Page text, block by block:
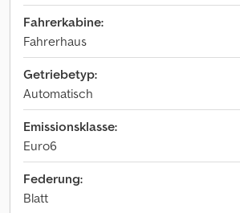
Fahrerkabine:
Fahrerhaus
Getriebetyp:
Automatisch
Emissionsklasse:
Euro6
Federung:
Blatt